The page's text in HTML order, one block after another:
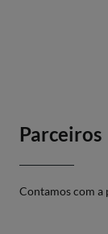
Parceiros
Contamos com a